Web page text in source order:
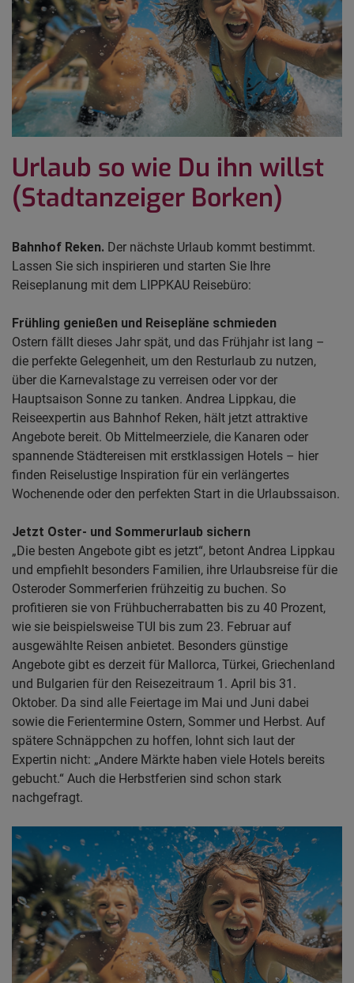
Urlaub so wie Du ihn willst
(Stadtanzeiger Borken)
Bahnhof Reken. Der nächste Urlaub kommt bestimmt.
Lassen Sie sich inspirieren und starten Sie Ihre
Reiseplanung mit dem LIPPKAU Reisebüro:
Frühling genießen und Reisepläne schmieden
Ostern fällt dieses Jahr spät, und das Frühjahr ist lang –
die perfekte Gelegenheit, um den Resturlaub zu nutzen,
über die Karnevalstage zu verreisen oder vor der
Hauptsaison Sonne zu tanken. Andrea Lippkau, die
Reiseexpertin aus Bahnhof Reken, hält jetzt attraktive
Angebote bereit. Ob Mittelmeerziele, die Kanaren oder
spannende Städtereisen mit erstklassigen Hotels – hier
finden Reiselustige Inspiration für ein verlängertes
Wochenende oder den perfekten Start in die Urlaubssaison.
Jetzt Oster- und Sommerurlaub sichern
„Die besten Angebote gibt es jetzt“, betont Andrea Lippkau
und empfiehlt besonders Familien, ihre Urlaubsreise für die
Osteroder Sommerferien frühzeitig zu buchen. So
profitieren sie von Frühbucherrabatten bis zu 40 Prozent,
wie sie beispielsweise TUI bis zum 23. Februar auf
ausgewählte Reisen anbietet. Besonders günstige
Angebote gibt es derzeit für Mallorca, Türkei, Griechenland
und Bulgarien für den Reisezeitraum 1. April bis 31.
Oktober. Da sind alle Feiertage im Mai und Juni dabei
sowie die Ferientermine Ostern, Sommer und Herbst. Auf
spätere Schnäppchen zu hoffen, lohnt sich laut der
Expertin nicht: „Andere Märkte haben viele Hotels bereits
gebucht.“ Auch die Herbstferien sind schon stark
nachgefragt.